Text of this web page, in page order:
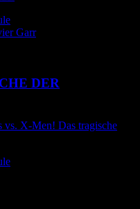
Garr
DER
vs. X-Men! Das tragische